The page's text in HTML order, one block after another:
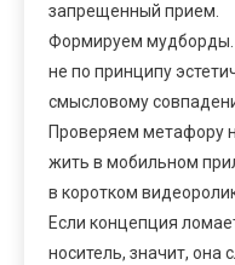
запрещенный прием.
Формируем мудборды.
не по принципу
смысловому
Проверяем метафору
жить в мобильном
в коротком
Если концепция
носитель, значит, она